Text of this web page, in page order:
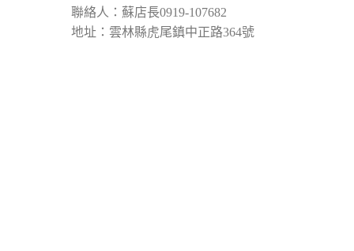
聯絡人：蘇店長0919-107682
地址：雲林縣虎尾鎮中正路364號